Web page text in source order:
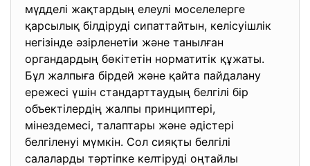
мүдделі жақтардың елеулі моселелерге
қарсылық білдіруді сипаттайтын, келісуішлік
негізінде әзірленетіи және танылған
органдардың бөкітетін норматитік құжаты.
Бұл жалпыға бірдей және қайта пайдалану
ережесі үшін стандарттаудың белгілі бір
объектілердің жалпы принциптері,
мінездемесі, талаптары және әдістері
белгіленуі мүмкін. Сол сияқты белгілі
салаларды тәртіпке келтіруді оңтайлы